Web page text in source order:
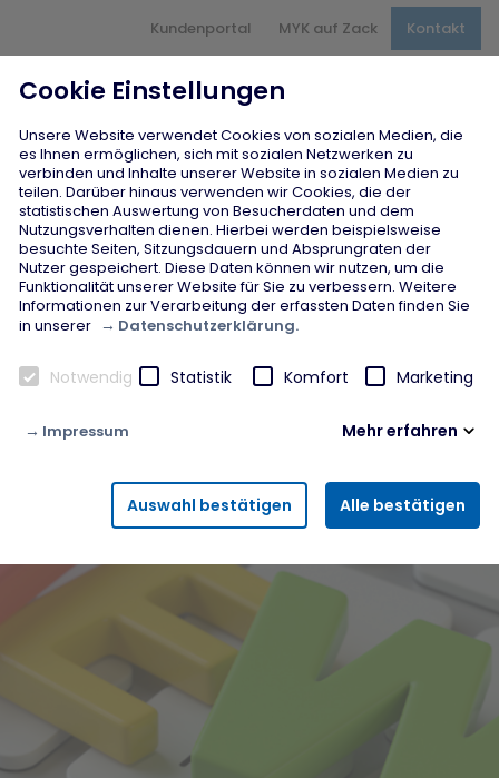
Cookie Einstellungen
Unsere Website verwendet Cookies von sozialen Medien, die
es Ihnen ermöglichen, sich mit sozialen Netzwerken zu
verbinden und Inhalte unserer Website in sozialen Medien zu
teilen. Darüber hinaus verwenden wir Cookies, die der
statistischen Auswertung von Besucherdaten und dem
Nutzungsverhalten dienen. Hierbei werden beispielsweise
besuchte Seiten, Sitzungsdauern und Absprungraten der
Nutzer gespeichert. Diese Daten können wir nutzen, um die
Funktionalität unserer Website für Sie zu verbessern. Weitere
Informationen zur Verarbeitung der erfassten Daten finden Sie
in unserer
Datenschutzerklärung.
Notwendig Statistik Komfort Marketing
Impressum
Mehr erfahren
Diese Cookies werden zur Gewährleistung von
Sicherheitsfunktionalitäten verwendet, die für den
reibungslosen Betrieb der Seite benötigt werden. Darunter fällt
„eingeloggt bleiben“, damit wir Ihnen bei einem erneuten
Besuch der Seite eine schnellere Nutzung unserer Dienste
Wir erfassen in bestimmten zeitlichen Abständen
anonymisierte Daten und Statistiken, um unsere Dienste und
Angebote stetig zu verbessern. Diese Daten verwenden wir
beispielsweise, um die Entwicklung von Besucherzahlen oder
den Effekt bestimmter Inhalte auf unsere Seitenbesucher
nachvollziehen zu können.
Auswahl bestätigen Alle bestätigen
Kundenportal MYK auf Zack Kontakt